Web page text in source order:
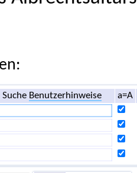
Suche Benutzerhinweise a=A